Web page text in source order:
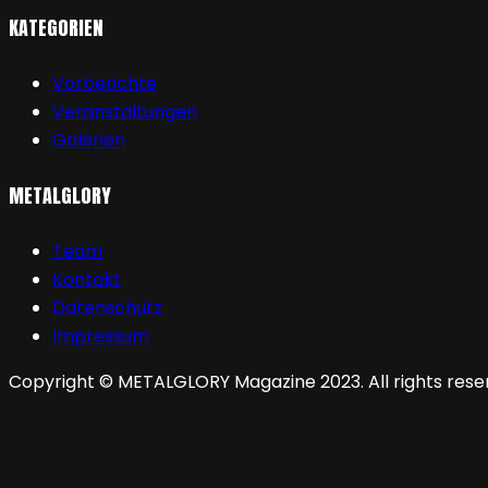
KATEGORIEN
Vorberichte
Veranstaltungen
Galerien
METALGLORY
Team
Kontakt
Datenschutz
Impressum
Copyright © METALGLORY Magazine 2023. All rights